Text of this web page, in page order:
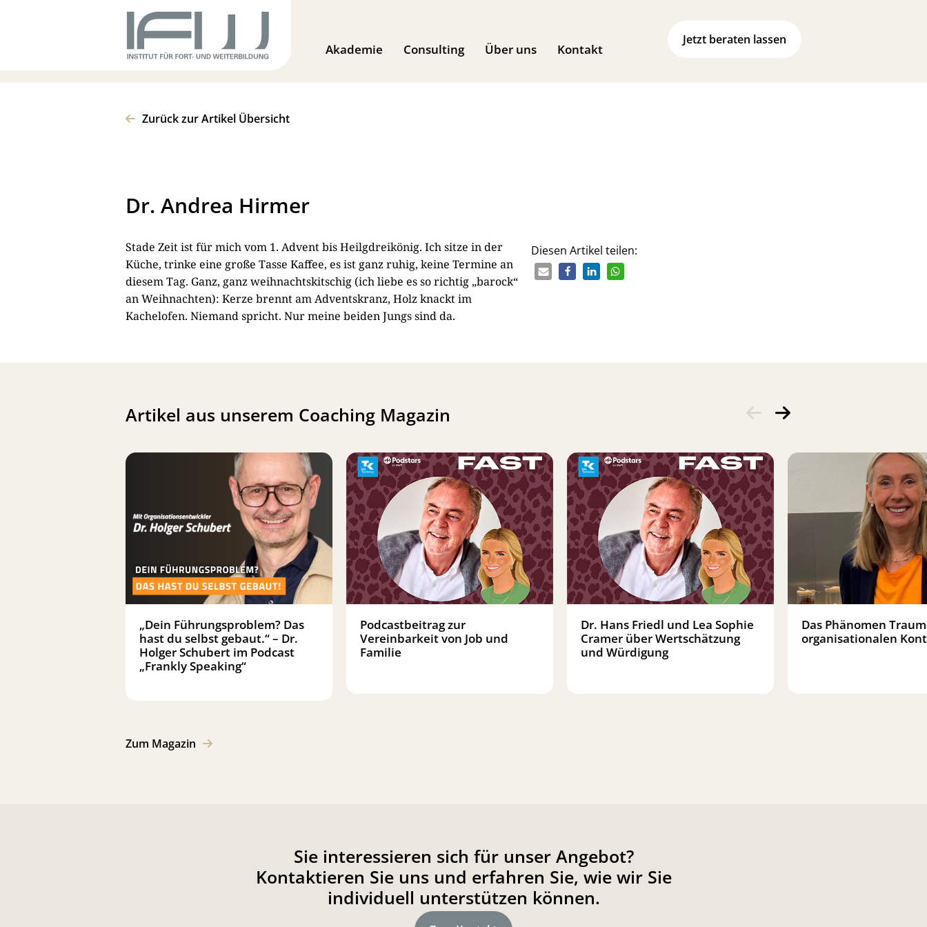
Akademie Consulting Über uns Kontakt
Jetzt beraten lassen
Zurück zur Artikel Übersicht
Dr. Andrea Hirmer
Stade Zeit ist für mich vom 1. Advent bis Heilgdreikönig. Ich sitze in der
Küche, trinke eine große Tasse Kaffee, es ist ganz ruhig, keine Termine an
diesem Tag. Ganz, ganz weihnachtskitschig (ich liebe es so richtig „barock“
an Weihnachten): Kerze brennt am Adventskranz, Holz knackt im
Kachelofen. Niemand spricht. Nur meine beiden Jungs sind da.
Diesen Artikel teilen:
Artikel aus unserem Coaching Magazin
„Dein Führungsproblem? Das
hast du selbst gebaut.“ – Dr.
Holger Schubert im Podcast
„Frankly Speaking“
Podcastbeitrag zur
Vereinbarkeit von Job und
Familie
Dr. Hans Friedl und Lea Sophie
Cramer über Wertschätzung
und Würdigung
Das Phänomen
organisationalen
Zum Magazin
Sie interessieren sich für unser Angebot?
Kontaktieren Sie uns und erfahren Sie, wie wir Sie
individuell unterstützen können.